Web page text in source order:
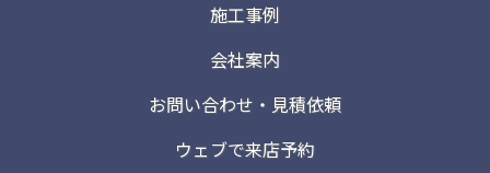
施工事例
会社案内
お問い合わせ・見積依頼
ウェブで来店予約